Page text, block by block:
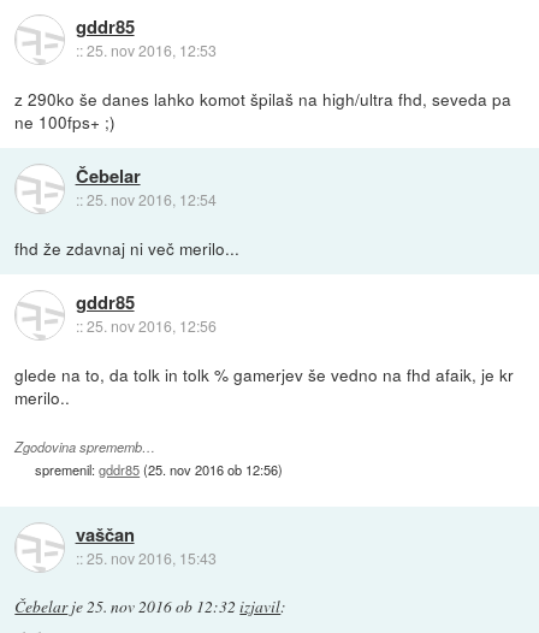
gddr85
::25. nov 2016, 12:53
z 290ko še danes lahko komot špilaš na high/ultra fhd, seveda pa
ne 100fps+ ;)
Čebelar
::25. nov 2016, 12:54
fhd že zdavnaj ni več merilo...
gddr85
::25. nov 2016, 12:56
glede na to, da tolk in tolk % gamerjev še vedno na fhd afaik, je kr
merilo..
Zgodovina sprememb…
spremenil:gddr85(25. nov 2016 ob 12:56)
vaščan
::25. nov 2016, 15:43
Čebelarje25. nov 2016 ob 12:32 izjavil: